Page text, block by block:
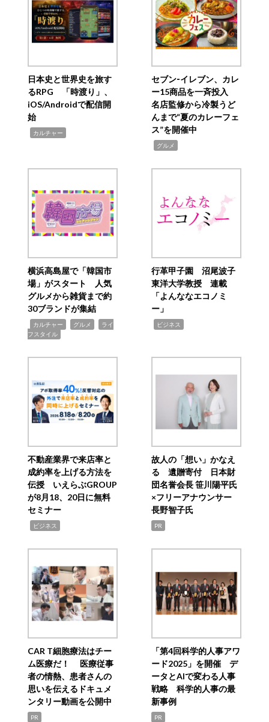
日本史と世界史を旅す
るRPG 「時渡り」、
iOS/Androidで配信開
始
カルチャー
セブン‐イレブン、カレ
ー15商品を一斉投入
名店監修から冷製うど
んまで“夏のカレーフェ
ス”を開催中
グルメ
横浜高島屋で「韓国市
場」がスタート 人気
グルメから雑貨まで約
30ブランドが集結
カルチャー グルメ
ライ
フスタイル
行革甲子園 沼尾波子
東洋大学教授 連載
「よんななエコノミ
ー」
ビジネス
不動産業界で来店率と
成約率を上げる方法を
伝授 いえらぶGROUP
が8月18、20日に無料
セミナー
ビジネス
故人の「想い」かなえ
る 遺贈寄付 日本財
団名誉会長 笹川陽平氏
×フリーアナウンサー
長野智子氏
PR
CAR T細胞療法はチー
ム医療だ！ 医療従事
者の情熱、患者さんの
思いを伝えるドキュメ
ンタリー動画を公開中
PR
「第4回科学的人事アワ
ード2025」を開催 デ
ータとAIで変わる人事
戦略 科学的人事の最
新事例
PR